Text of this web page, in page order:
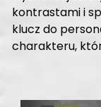
kontrastami i
klucz do
charakteru,